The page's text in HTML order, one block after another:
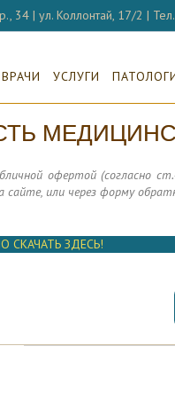
34 | ул. Коллонтай, 17/2 | Тел.
ВРАЧИ УСЛУГИ
офертой (согласно
или через форму
ЗДЕСЬ!